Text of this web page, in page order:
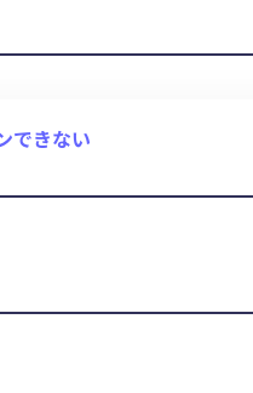
できない